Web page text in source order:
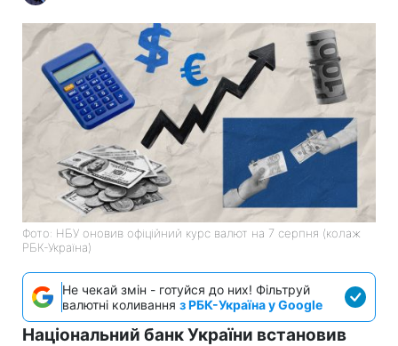
Фото: НБУ оновив офіційний курс валют на 7 серпня (колаж
РБК-Україна)
Не чекай змін - готуйся до них! Фільтруй
валютні коливання з РБК-Україна у Google
Національний банк України встановив